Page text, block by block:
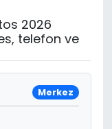
2026
telefon ve
Merkez